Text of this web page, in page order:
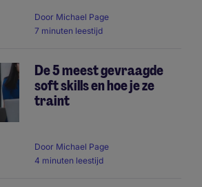
Door Michael Page
7 minuten leestijd
De 5 meest gevraagde
soft skills en hoe je ze
traint
Door Michael Page
4 minuten leestijd